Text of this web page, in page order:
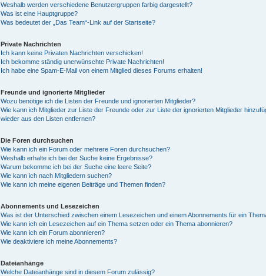
Weshalb werden verschiedene Benutzergruppen farbig dargestellt?
Was ist eine Hauptgruppe?
Was bedeutet der „Das Team“-Link auf der Startseite?
Private Nachrichten
Ich kann keine Privaten Nachrichten verschicken!
Ich bekomme ständig unerwünschte Private Nachrichten!
Ich habe eine Spam-E-Mail von einem Mitglied dieses Forums erhalten!
Freunde und ignorierte Mitglieder
Wozu benötige ich die Listen der Freunde und ignorierten Mitglieder?
Wie kann ich Mitglieder zur Liste der Freunde oder zur Liste der ignorierten Mitglieder
wieder aus den Listen entfernen?
Die Foren durchsuchen
Wie kann ich ein Forum oder mehrere Foren durchsuchen?
Weshalb erhalte ich bei der Suche keine Ergebnisse?
Warum bekomme ich bei der Suche eine leere Seite?
Wie kann ich nach Mitgliedern suchen?
Wie kann ich meine eigenen Beiträge und Themen finden?
Abonnements und Lesezeichen
Was ist der Unterschied zwischen einem Lesezeichen und einem Abonnements für ein
Wie kann ich ein Lesezeichen auf ein Thema setzen oder ein Thema abonnieren?
Wie kann ich ein Forum abonnieren?
Wie deaktiviere ich meine Abonnements?
Dateianhänge
Welche Dateianhänge sind in diesem Forum zulässig?